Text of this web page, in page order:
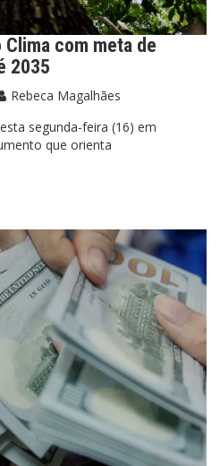
Clima com meta de
2035
Rebeca Magalhães
segunda-feira (16) em
que orienta